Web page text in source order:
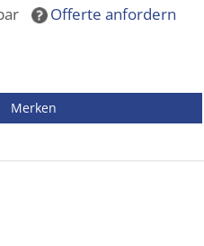
Offerte anfordern